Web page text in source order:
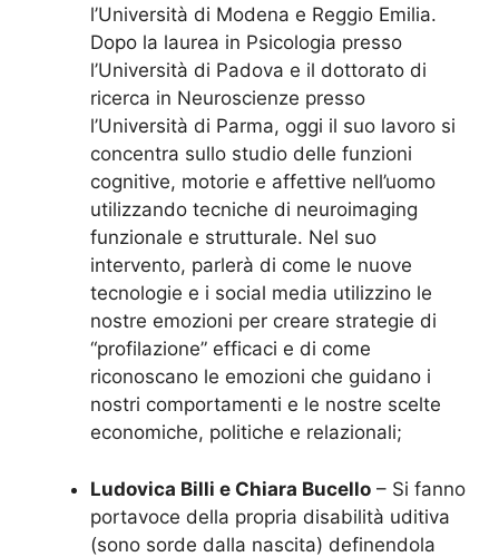
l’Università di Modena e Reggio Emilia.
Dopo la laurea in Psicologia presso
l’Università di Padova e il dottorato di
ricerca in Neuroscienze presso
l’Università di Parma, oggi il suo lavoro si
concentra sullo studio delle funzioni
cognitive, motorie e affettive nell’uomo
utilizzando tecniche di neuroimaging
funzionale e strutturale. Nel suo
intervento, parlerà di come le nuove
tecnologie e i social media utilizzino le
nostre emozioni per creare strategie di
“profilazione” efficaci e di come
riconoscano le emozioni che guidano i
nostri comportamenti e le nostre scelte
economiche, politiche e relazionali;
Ludovica Billi e Chiara Bucello – Si fanno
portavoce della propria disabilità uditiva
(sono sorde dalla nascita) definendola